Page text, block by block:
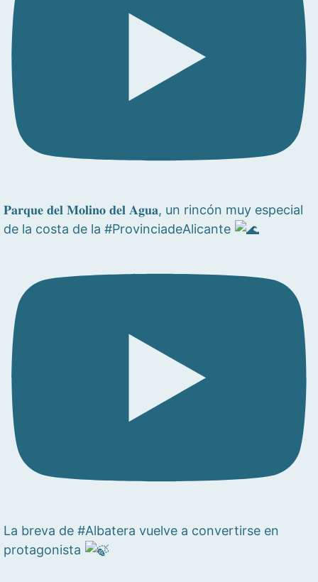
𝐏𝐚𝐫𝐪𝐮𝐞 𝐝𝐞𝐥 𝐌𝐨𝐥𝐢𝐧𝐨 𝐝𝐞𝐥 𝐀𝐠𝐮𝐚, un rincón muy especial
de la costa de la #ProvinciadeAlicante
La breva de #Albatera vuelve a convertirse en
protagonista